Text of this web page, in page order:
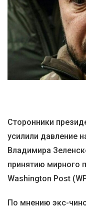
Сторонники
усилили давление
Владимира
принятию мирного
Washington Post
По мнению экс-